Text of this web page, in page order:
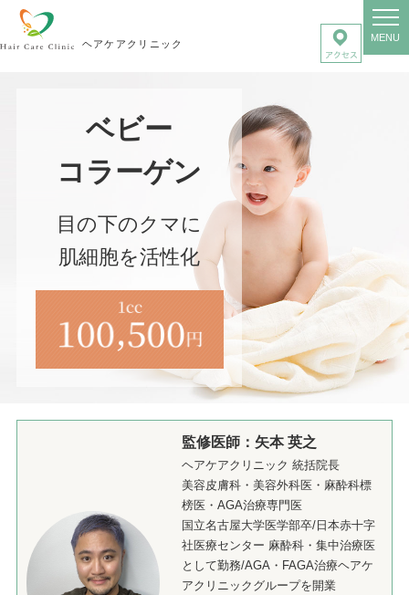
ヘアケアクリニック
MENU
ベビー
コラーゲン
目の下のクマに
肌細胞を活性化
監修医師：矢本 英之
ヘアケアクリニック 統括院長
美容皮膚科・美容外科医・麻酔科標
榜医・AGA治療専門医
国立名古屋大学医学部卒/日本赤十字
社医療センター 麻酔科・集中治療医
として勤務/AGA・FAGA治療ヘアケ
アクリニックグループを開業